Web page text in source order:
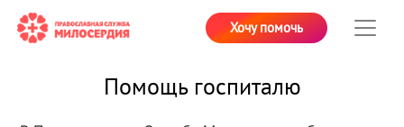
Хочу помочь
Помощь госпиталю